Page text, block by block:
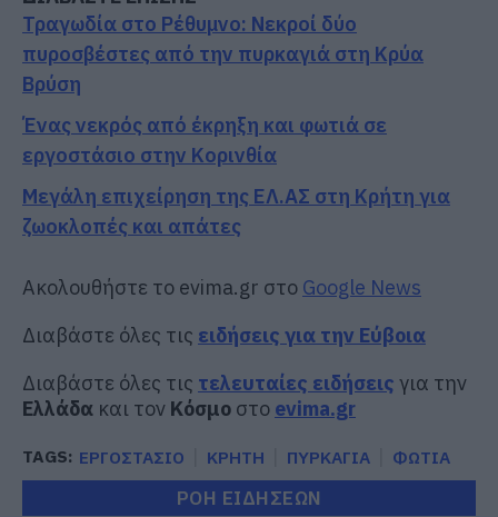
Τραγωδία στο Ρέθυμνο: Νεκροί δύο
πυροσβέστες από την πυρκαγιά στη Κρύα
Βρύση
Ένας νεκρός από έκρηξη και φωτιά σε
εργοστάσιο στην Κορινθία
Μεγάλη επιχείρηση της ΕΛ.ΑΣ στη Κρήτη για
ζωοκλοπές και απάτες
Ακολουθήστε το evima.gr στο Google News
Διαβάστε όλες τις ειδήσεις για την Εύβοια
Διαβάστε όλες τις τελευταίες ειδήσεις για την
Ελλάδα και τον Κόσμο στο evima.gr
TAGS: ΕΡΓΟΣΤΑΣΙΟ ΚΡΗΤΗ ΠΥΡΚΑΓΙΑ ΦΩΤΙΑ
ΡΟΗ ΕΙΔΗΣΕΩΝ